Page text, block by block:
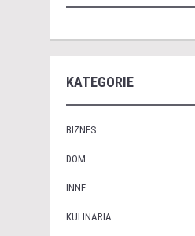
KATEGORIE
BIZNES
DOM
INNE
KULINARIA